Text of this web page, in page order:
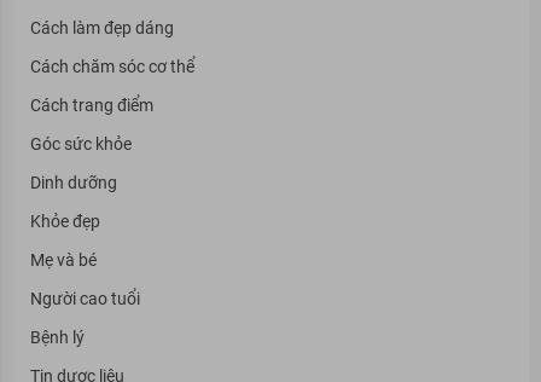
Cách làm đẹp dáng
Cách chăm sóc cơ thể
Cách trang điểm
Góc sức khỏe
Dinh dưỡng
Khỏe đẹp
Mẹ và bé
Người cao tuổi
Bệnh lý
Tin dược liệu